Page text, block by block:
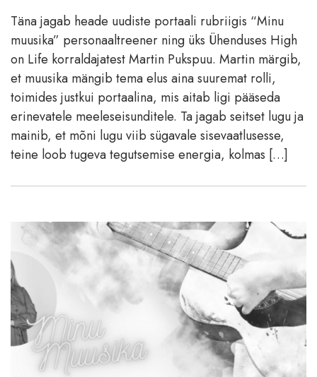
Täna jagab heade uudiste portaali rubriigis “Minu
muusika” personaaltreener ning üks Ühenduses High
on Life korraldajatest Martin Pukspuu. Martin märgib,
et muusika mängib tema elus aina suuremat rolli,
toimides justkui portaalina, mis aitab ligi pääseda
erinevatele meeleseisunditele. Ta jagab seitset lugu ja
mainib, et mõni lugu viib sügavale sisevaatlusesse,
teine loob tugeva tegutsemise energia, kolmas […]